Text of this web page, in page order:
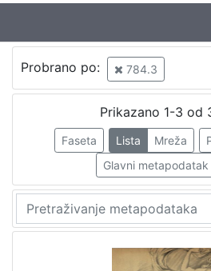
Autor
Stoehr, Antun (9. 09. 1847 – 1923)
Vilhar-Kalski, Franjo Serafin (5.
1
2
Izdavač
Knjižnice grada Zagreba
Probrano po: 784.3
Prikazano 1-3 od
Faseta Lista Mreža
Glavni metapodatak